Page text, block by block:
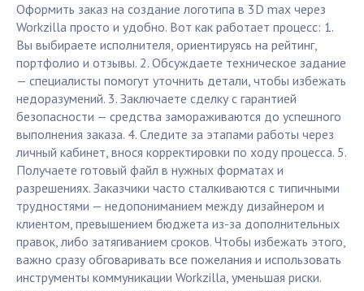
Оформить заказ на создание логотипа в 3D max через
Workzilla просто и удобно. Вот как работает процесс: 1.
Вы выбираете исполнителя, ориентируясь на рейтинг,
портфолио и отзывы. 2. Обсуждаете техническое задание
— специалисты помогут уточнить детали, чтобы избежать
недоразумений. 3. Заключаете сделку с гарантией
безопасности — средства замораживаются до успешного
выполнения заказа. 4. Следите за этапами работы через
личный кабинет, внося корректировки по ходу процесса. 5.
Получаете готовый файл в нужных форматах и
разрешениях. Заказчики часто сталкиваются с типичными
трудностями — недопониманием между дизайнером и
клиентом, превышением бюджета из-за дополнительных
правок, либо затягиванием сроков. Чтобы избежать этого,
важно сразу обговаривать все пожелания и использовать
инструменты коммуникации Workzilla, уменьшая риски.